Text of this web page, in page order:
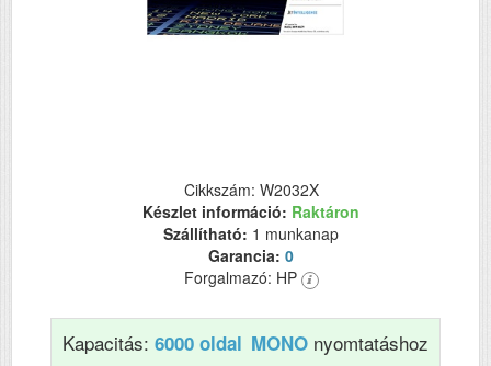
Cikkszám: W2032X
Készlet információ: Raktáron
Szállítható: 1 munkanap
Garancia: 0
Forgalmazó: HP
Kapacitás: 6000 oldal MONO nyomtatáshoz